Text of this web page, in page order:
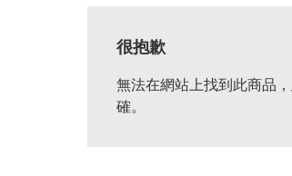
很抱歉
無法在網站上找到此商品
確。